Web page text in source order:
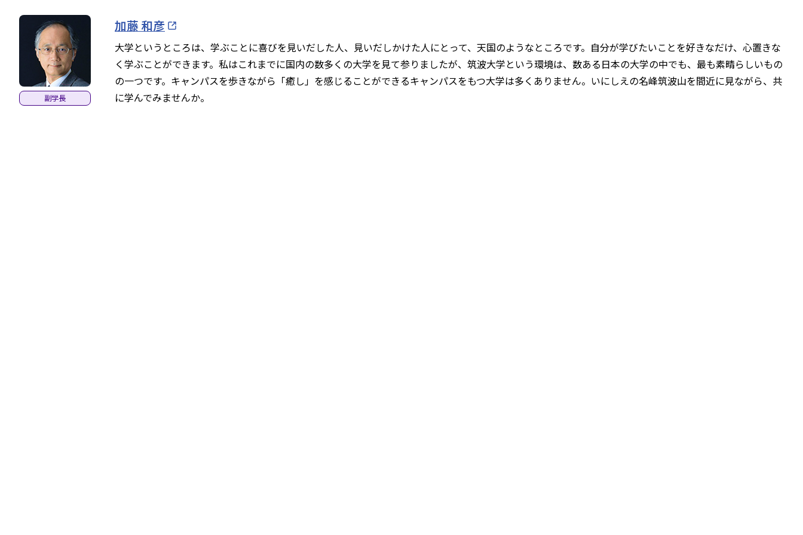
副学長
加藤 和彦
大学というところは、学ぶことに喜びを見いだした人、見いだしかけた人にとって、天国のようなところです。自分が学びたいことを好きなだけ、心置きな
く学ぶことができます。私はこれまでに国内の数多くの大学を見て参りましたが、筑波大学という環境は、数ある日本の大学の中でも、最も素晴らしいもの
の一つです。キャンパスを歩きながら「癒し」を感じることができるキャンパスをもつ大学は多くありません。いにしえの名峰筑波山を間近に見ながら、共
に学んでみませんか。